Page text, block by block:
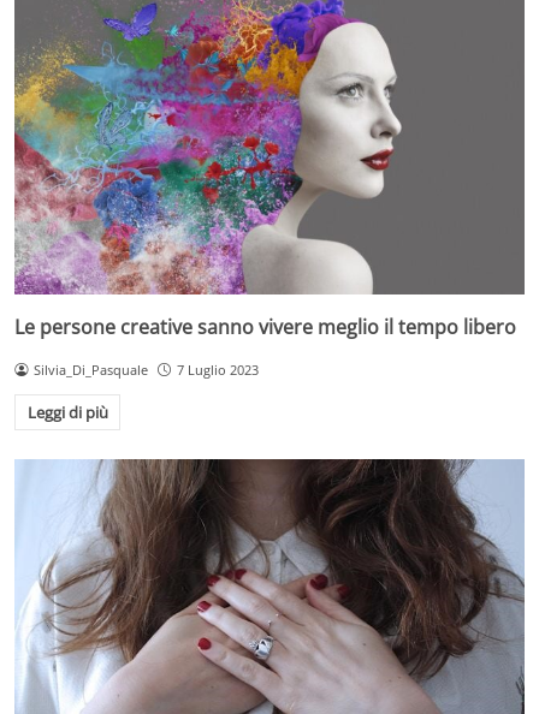
Le persone creative sanno vivere meglio il tempo libero
Silvia_Di_Pasquale 7 Luglio 2023
Leggi di più